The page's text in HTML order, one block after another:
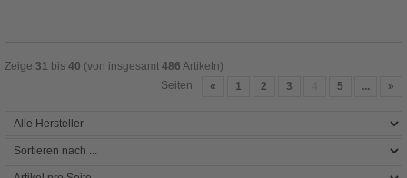
Zeige 31 bis 40 (von insgesamt 486 Artikeln)
Seiten:
« 1 2 3 5 ... »